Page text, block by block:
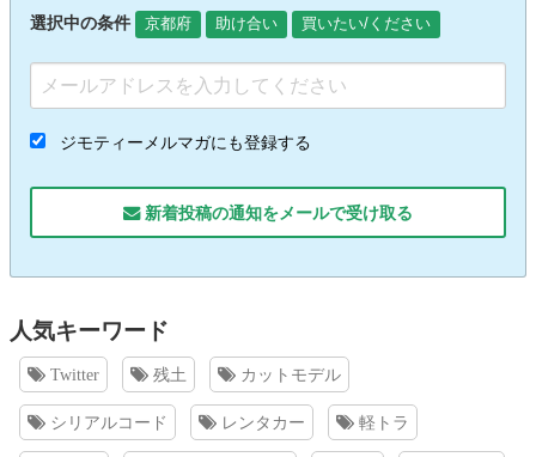
選択中の条件 京都府 助け合い 買いたい/ください
ジモティーメルマガにも登録する
新着投稿の通知をメールで受け取る
人気キーワード
Twitter 残土 カットモデル
シリアルコード レンタカー 軽トラ